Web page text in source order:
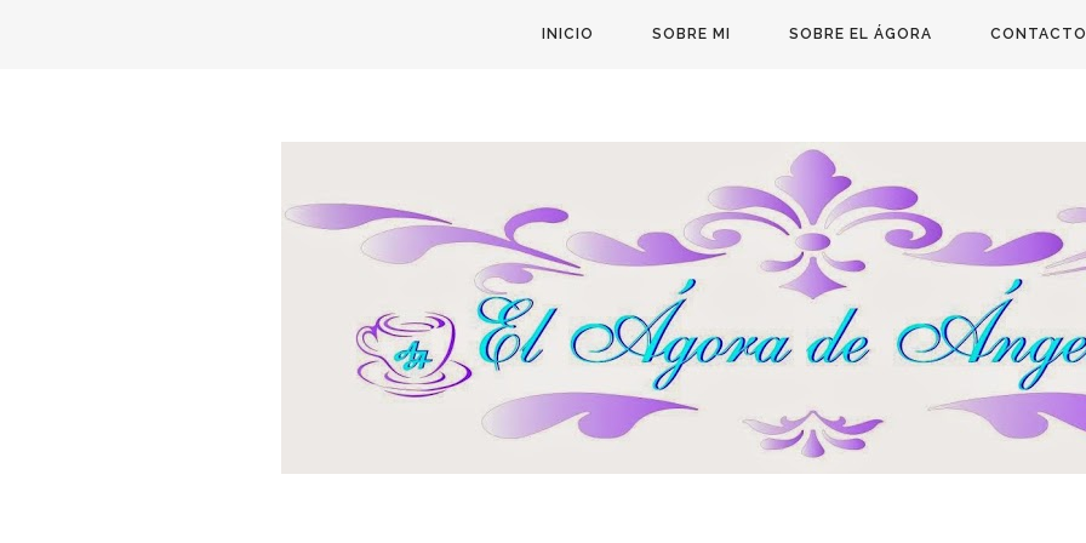
INICIO SOBRE MI SOBRE EL ÁGORA CONTACTO